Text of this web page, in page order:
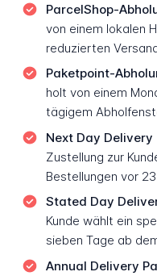
ParcelShop-
von einem lokalen
reduzierten
Paketpoint-
holt von einem
tägigem
Next Day
Zustellung zur
Bestellungen vor
Stated Day
Kunde wählt ein
sieben Tage ab
Annual Delivery